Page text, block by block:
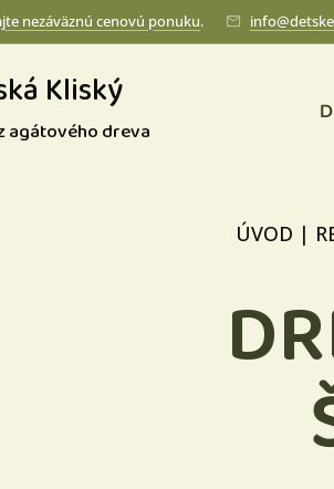
nezáväznú cenovú ponuku.
Kliský
agátového dreva
ÚVOD |